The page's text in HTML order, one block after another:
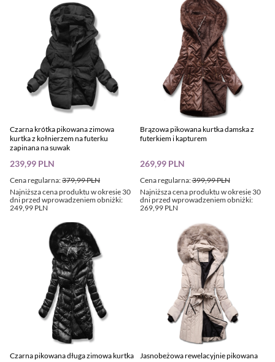
Czarna krótka pikowana zimowa
kurtka z kołnierzem na futerku
zapinana na suwak
Cena regularna:379,99 PLN
239,99 PLN
Najniższa cena produktu w okresie 30
dni przed wprowadzeniem obniżki:
249,99 PLN
Brązowa pikowana kurtka damska z
futerkiem i kapturem
Cena regularna:399,99 PLN
269,99 PLN
Najniższa cena produktu w okresie 30
dni przed wprowadzeniem obniżki:
269,99 PLN
Czarna pikowana długa zimowa kurtka
Jasnobeżowa rewelacyjnie pikowana